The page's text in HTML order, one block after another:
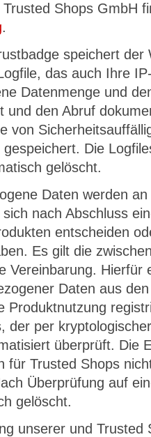
Shops GmbH
.
speichert
das auch Ihre
Datenmenge und
und den Abruf
von
Die
gelöscht.
Daten werden
nach Abschluss
entscheiden
Es gilt die
Vereinbarung. Hierfür
Daten aus
Produktnutzung
der per
überprüft. Die
für Trusted Shops
Überprüfung auf
gelöscht.
unserer und Trusted